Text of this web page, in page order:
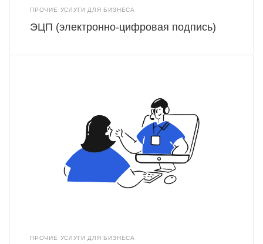
ПРОЧИЕ УСЛУГИ ДЛЯ БИЗНЕСА
ЭЦП (электронно-цифровая подпись)
ПРОЧИЕ УСЛУГИ ДЛЯ БИЗНЕСА